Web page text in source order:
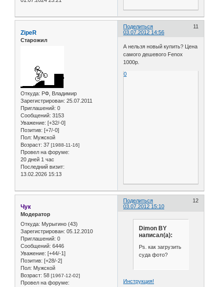
Поделиться
11
03.07.2012 14:56
ZipeR
Старожил
Откуда: РФ, Владимир
Зарегистрирован: 25.07.2011
Приглашений: 0
Сообщений: 3153
Уважение: [+32/-0]
Позитив: [+7/-0]
Пол: Мужской
Возраст: 37 [1988-11-16]
Провел на форуме:
20 дней 1 час
Последний визит:
13.02.2026 15:13
А нельзя новый купить? Цена
самого дешевого Fenox
1000р.
0
Поделиться
12
03.07.2012 15:10
Чук
Модератор
Откуда: Мурыгино (43)
Зарегистрирован: 05.12.2010
Приглашений: 0
Сообщений: 6446
Уважение: [+44/-1]
Позитив: [+28/-2]
Пол: Мужской
Возраст: 58 [1967-12-02]
Провел на форуме:
Dimon BY
написал(а):
Ps. как загрузить
суда фото?
Инструкция!